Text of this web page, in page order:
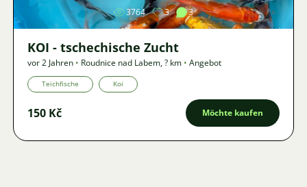
3764 3 3
KOI - tschechische Zucht
vor 2 Jahren • Roudnice nad Labem,? km • Angebot
Teichfische Koi
150 Kč Möchte kaufen